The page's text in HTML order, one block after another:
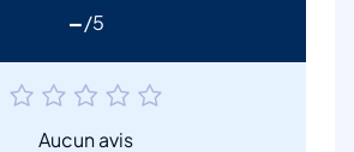
-
Aucun avis